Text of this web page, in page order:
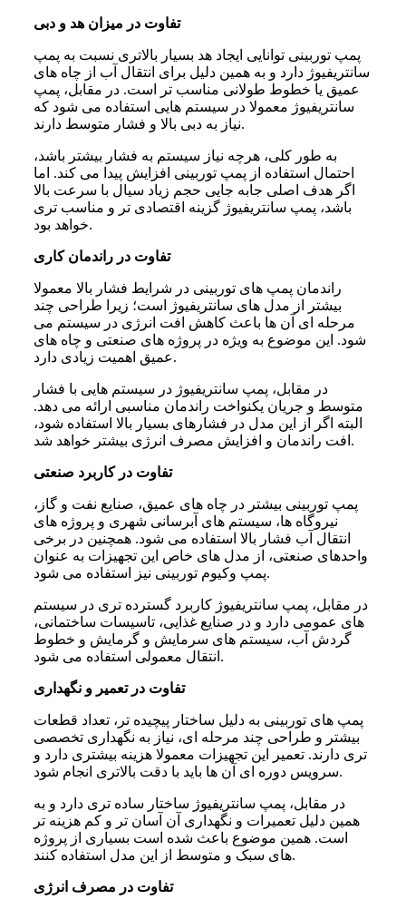
تفاوت در میزان هد و دبی
پمپ توربینی توانایی ایجاد هد بسیار بالاتری نسبت به پمپ
سانتریفیوژ دارد و به همین دلیل برای انتقال آب از چاه های
عمیق یا خطوط طولانی مناسب تر است. در مقابل، پمپ
سانتریفیوژ معمولا در سیستم هایی استفاده می شود که
نیاز به دبی بالا و فشار متوسط دارند.
به طور کلی، هرچه نیاز سیستم به فشار بیشتر باشد،
احتمال استفاده از پمپ توربینی افزایش پیدا می کند. اما
اگر هدف اصلی جابه جایی حجم زیاد سیال با سرعت بالا
باشد، پمپ سانتریفیوژ گزینه اقتصادی تر و مناسب تری
خواهد بود.
تفاوت در راندمان کاری
راندمان پمپ های توربینی در شرایط فشار بالا معمولا
بیشتر از مدل های سانتریفیوژ است؛ زیرا طراحی چند
مرحله ای آن ها باعث کاهش افت انرژی در سیستم می
شود. این موضوع به ویژه در پروژه های صنعتی و چاه های
عمیق اهمیت زیادی دارد.
در مقابل، پمپ سانتریفیوژ در سیستم هایی با فشار
متوسط و جریان یکنواخت راندمان مناسبی ارائه می دهد.
البته اگر از این مدل در فشارهای بسیار بالا استفاده شود،
افت راندمان و افزایش مصرف انرژی بیشتر خواهد شد.
تفاوت در کاربرد صنعتی
پمپ توربینی بیشتر در چاه های عمیق، صنایع نفت و گاز،
نیروگاه ها، سیستم های آبرسانی شهری و پروژه های
انتقال آب فشار بالا استفاده می شود. همچنین در برخی
واحدهای صنعتی، از مدل های خاص این تجهیزات به عنوان
پمپ وکیوم توربینی نیز استفاده می شود.
در مقابل، پمپ سانتریفیوژ کاربرد گسترده تری در سیستم
های عمومی دارد و در صنایع غذایی، تاسیسات ساختمانی،
گردش آب، سیستم های سرمایش و گرمایش و خطوط
انتقال معمولی استفاده می شود.
تفاوت در تعمیر و نگهداری
پمپ های توربینی به دلیل ساختار پیچیده تر، تعداد قطعات
بیشتر و طراحی چند مرحله ای، نیاز به نگهداری تخصصی
تری دارند. تعمیر این تجهیزات معمولا هزینه بیشتری دارد و
سرویس دوره ای آن ها باید با دقت بالاتری انجام شود.
در مقابل، پمپ سانتریفیوژ ساختار ساده تری دارد و به
همین دلیل تعمیرات و نگهداری آن آسان تر و کم هزینه تر
است. همین موضوع باعث شده است بسیاری از پروژه
های سبک و متوسط از این مدل استفاده کنند.
تفاوت در مصرف انرژی